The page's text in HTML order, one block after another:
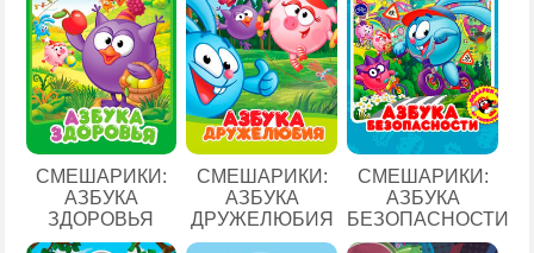
СМЕШАРИКИ:
АЗБУКА
ЗДОРОВЬЯ
СМЕШАРИКИ:
АЗБУКА
ДРУЖЕЛЮБИЯ
СМЕШАРИКИ:
АЗБУКА
БЕЗОПАСНОСТИ